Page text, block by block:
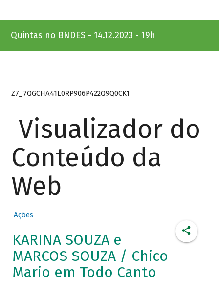
Quintas no BNDES - 14.12.2023 - 19h
Z7_7QGCHA41L0RP906P422Q9Q0CK1
Visualizador do
Conteúdo da
Web
Ações
KARINA SOUZA e
MARCOS SOUZA / Chico
Mario em Todo Canto